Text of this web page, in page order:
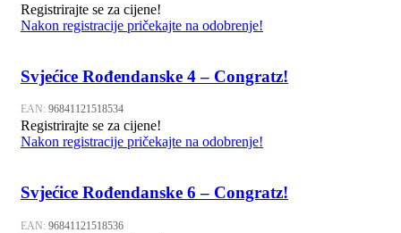
Registrirajte se za cijene!
Nakon registracije pričekajte na odobrenje!
Svjećice Rođendanske 4 – Congratz!
EAN: 96841121518534
Registrirajte se za cijene!
Nakon registracije pričekajte na odobrenje!
Svjećice Rođendanske 6 – Congratz!
EAN: 96841121518536